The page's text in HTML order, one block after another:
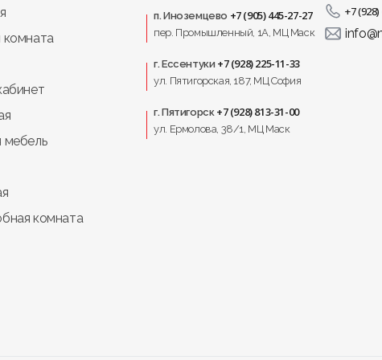
- это сочетание современного дизайна, комфорта и
комната
мебель
комната
п. Иноземцево +7 (905) 445-27-27
пер. Промышленный, 1A, МЦ Маск
г. Ессентуки +7 (928) 225-11-33
ул. Пятигорская, 187, МЦ София
г. Пятигорск +7 (928) 813-31-00
ул. Ермолова, 38/1, МЦ Маск
+7